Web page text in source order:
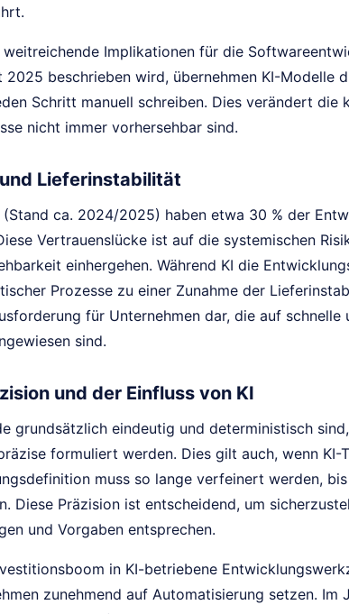
weitreichende Implikationen für die
2025 beschrieben wird, übernehmen KI-Modelle
Schritt manuell schreiben. Dies verändert die
nicht immer vorhersehbar sind.
Lieferinstabilität
(Stand ca. 2024/2025) haben etwa 30 % der
Vertrauenslücke ist auf die systemischen
einhergehen. Während KI die
Prozesse zu einer Zunahme der
für Unternehmen dar, die auf schnelle
sind.
und der Einfluss von KI
grundsätzlich eindeutig und deterministisch
formuliert werden. Dies gilt auch, wenn KI-
muss so lange verfeinert werden,
Diese Präzision ist entscheidend, um
und Vorgaben entsprechen.
in KI-betriebene
zunehmend auf Automatisierung setzen. Im